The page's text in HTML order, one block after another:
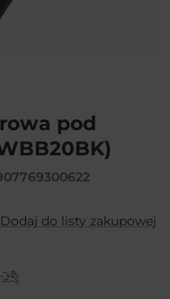
pod
Dodaj do listy zakupowej